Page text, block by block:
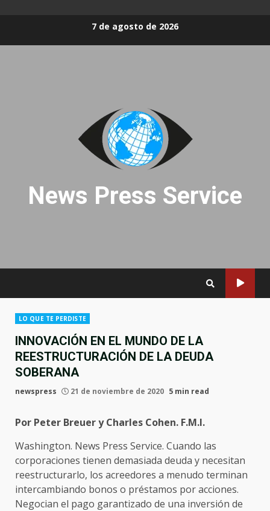
7 de agosto de 2026
News Press Service
LO QUE TE PERDISTE
INNOVACIÓN EN EL MUNDO DE LA
REESTRUCTURACIÓN DE LA DEUDA
SOBERANA
newspress 21 de noviembre de 2020 5 min read
Por Peter Breuer y Charles Cohen. F.M.I.
Washington. News Press Service. Cuando las
corporaciones tienen demasiada deuda y necesitan
reestructurarlo, los acreedores a menudo terminan
intercambiando bonos o préstamos por acciones.
Negocian el pago garantizado de una inversión de